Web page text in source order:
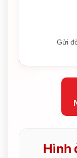
Gửi
Hình